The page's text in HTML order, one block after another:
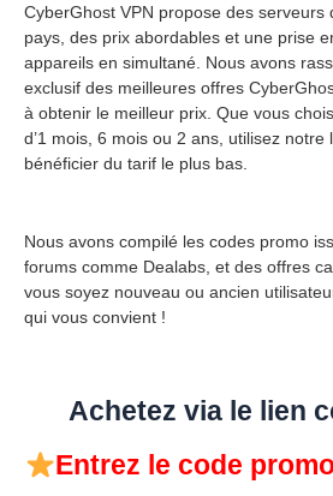
CyberGhost VPN propose des serveurs
pays, des prix abordables et une prise
appareils en simultané. Nous avons
exclusif des meilleures offres
à obtenir le meilleur prix. Que vous
d’1 mois, 6 mois ou 2 ans, utilisez notre
bénéficier du tarif le plus bas.
Nous avons compilé les codes promo
forums comme Dealabs, et des offres
vous soyez nouveau ou ancien
qui vous convient !
Achetez via le lien
Entrez le code